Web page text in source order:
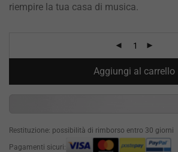
riempire la tua casa di musica.
Aggiungi al carrello
Restituzione: possibilità di rimborso entro 30 giorni
Pagamenti sicuri: